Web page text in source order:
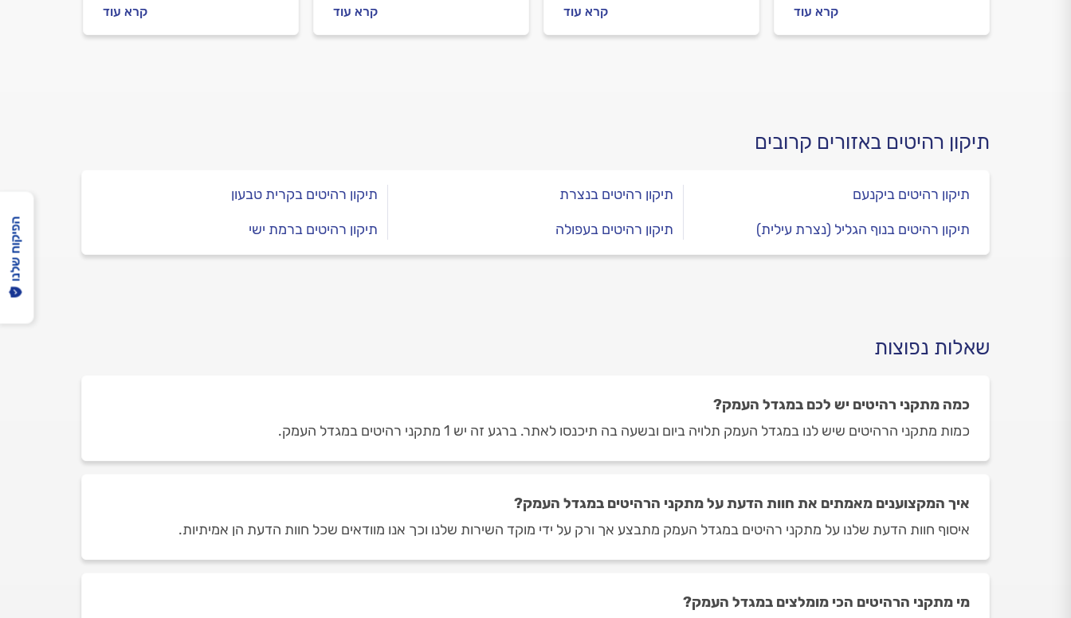
שמזמינים אותו וכמה עולה
לחדש רהיטים ישנים? ריכזנו
קרא עוד
המטבח, איך מתנהלים מול איש
המטבחים וכמה זה עולה? כל
קרא עוד
מקצועי לפני העבודה ובמהלכה
וכמה עולה בניית מטבח חדש?
קרא עוד
מטבחים מקצועי וכמה עולה
עיצוב מטבח חדש? כל
קרא עוד
תיקון רהיטים באזורים קרובים
תיקון רהיטים ביקנעם
תיקון רהיטים בנוף הגליל (נצרת עילית)
תיקון רהיטים בנצרת
תיקון רהיטים בעפולה
תיקון רהיטים בקרית טבעון
תיקון רהיטים ברמת ישי
שאלות נפוצות
כמה מתקני רהיטים יש לכם במגדל העמק?
כמות מתקני הרהיטים שיש לנו במגדל העמק תלויה ביום ובשעה בה תיכנסו לאתר. ברגע זה יש 1 מתקני רהיטים במגדל העמק.
איך המקצוענים מאמתים את חוות הדעת על מתקני הרהיטים במגדל העמק?
איסוף חוות הדעת שלנו על מתקני רהיטים במגדל העמק מתבצע אך ורק על ידי מוקד השירות שלנו וכך אנו מוודאים שכל חוות הדעת הן אמיתיות.
מי מתקני הרהיטים הכי מומלצים במגדל העמק?
הפיקוח שלנו